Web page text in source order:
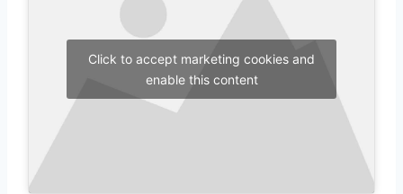
Click to accept marketing cookies and
enable this content